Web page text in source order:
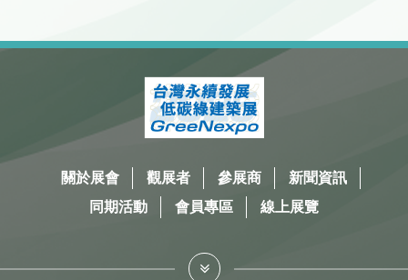
關於展會 觀展者 參展商
新聞資訊
同期活動
會員專區 線上展覽